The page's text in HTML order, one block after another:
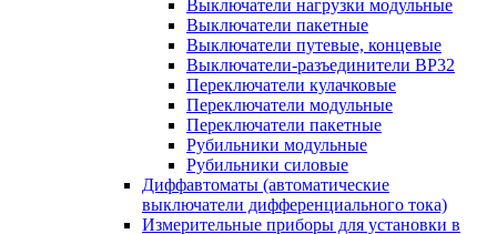
Выключатели нагрузки модульные
Выключатели пакетные
Выключатели путевые, концевые
Выключатели-разъединители ВР32
Переключатели кулачковые
Переключатели модульные
Переключатели пакетные
Рубильники модульные
Рубильники силовые
Диффавтоматы (автоматические
выключатели дифференциального тока)
Измерительные приборы для установки в